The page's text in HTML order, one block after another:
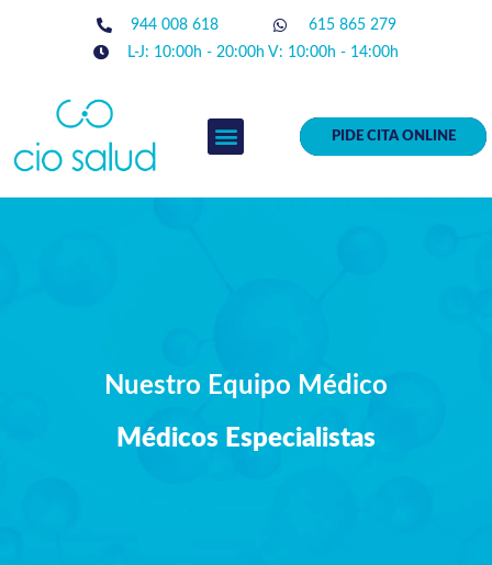
944 008 618
615 865 279
L-J: 10:00h - 20:00h V: 10:00h - 14:00h
PIDE CITA ONLINE
Nuestro Equipo Médico
Médicos Especialistas